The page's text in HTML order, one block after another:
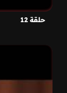
حلقة 12